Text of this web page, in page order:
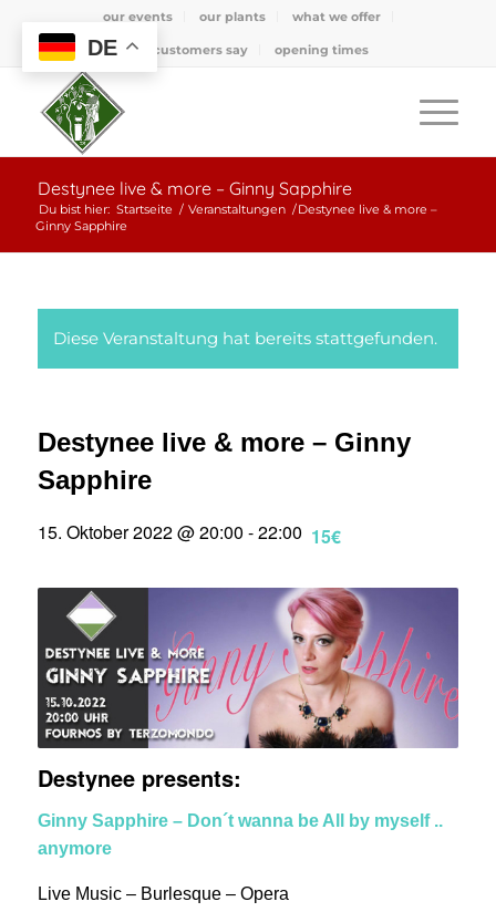
our events our plants what we offer
what customers say opening times
Destynee live & more – Ginny Sapphire
Du bist hier: Startseite / Veranstaltungen /Destynee live & more –
Ginny Sapphire
Diese Veranstaltung hat bereits stattgefunden.
Destynee live & more – Ginny
Sapphire
15. Oktober 2022 @ 20:00 -22:00 15€
Destynee presents:
Ginny Sapphire – Don´t wanna be All by myself ..
anymore
Live Music – Burlesque – Opera
DE